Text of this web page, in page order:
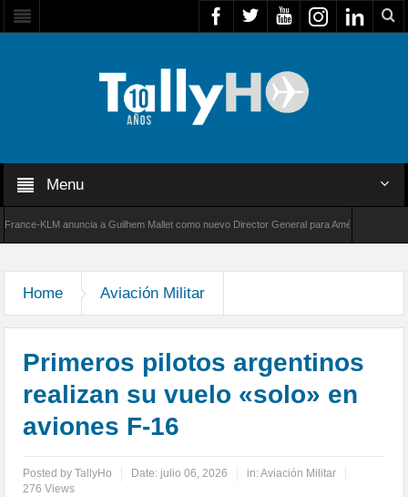
Menu
KLM anuncia a Guilhem Mallet como nuevo Director General para América Latina
Home Aviación Militar
Primeros pilotos argentinos
realizan su vuelo «solo» en
aviones F-16
Posted byTallyHo Date: julio 06, 2026 in:Aviación Militar
276 Views